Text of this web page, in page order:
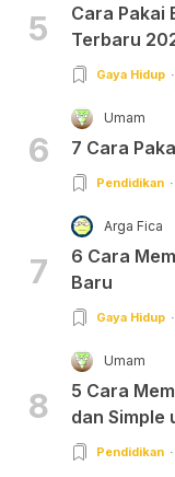
5
Cara Pakai
Terbaru
Gaya Hidup
6
Umam
7 Cara
Pendidikan
7
Arga Fica
6 Cara
Baru
Gaya Hidup
8
Umam
5 Cara
dan Simple
Pendidikan